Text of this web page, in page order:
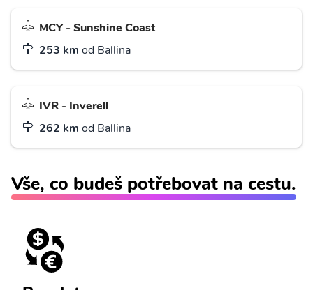
MCY - Sunshine Coast
253 km od Ballina
IVR - Inverell
262 km od Ballina
Vše, co budeš potřebovat na cestu.